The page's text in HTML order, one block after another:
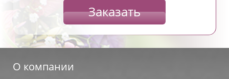
Заказать
О компании